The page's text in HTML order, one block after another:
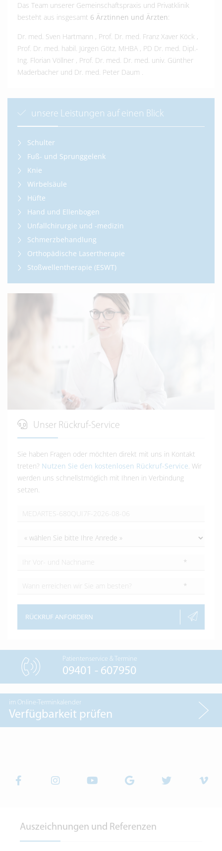
Das Team unserer Gemeinschaftspraxis und Privatklinik
besteht aus insgesamt 6 Ärztinnen und Ärzten:
Dr. med. Sven Hartmann , Prof. Dr. med. Franz Xaver Köck ,
Prof. Dr. med. habil. Jürgen Götz, MHBA , PD Dr. med. Dipl.-
Ing. Florian Völlner , Prof. Dr. med. Dr. med. univ. Günther
Maderbacher und Dr. med. Peter Daum .
unsere Leistungen auf einen Blick
Schulter
Fuß- und Sprunggelenk
Knie
Wirbelsäule
Hüfte
Hand und Ellenbogen
Unfallchirurgie und -medizin
Schmerzbehandlung
Orthopädische Lasertherapie
Stoßwellentherapie (ESWT)
Unser Rückruf-Service
Sie haben Fragen oder möchten direkt mit uns in Kontakt
treten? Nutzen Sie den kostenlosen Rückruf-Service. Wir
werden uns schnellstmöglich mit Ihnen in Verbindung
setzen.
*
*
RÜCKRUF ANFORDERN
Patientenservice & Termine
09401 - 607950
im Online-Terminkalender
Verfügbarkeit prüfen
Auszeichnungen und Referenzen